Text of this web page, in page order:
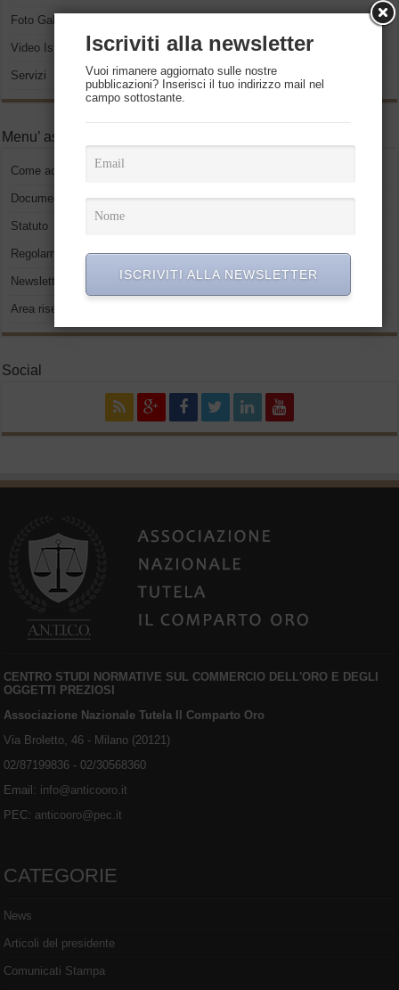
Foto Gallery
Video Istituzionali
Servizi
Menu’ associati
Come accedere
Documenti
Statuto
Regolamento
Newsletter
Area riservata
Social
CENTRO STUDI NORMATIVE SUL COMMERCIO DELL'ORO E DEGLI
OGGETTI PREZIOSI
Associazione Nazionale Tutela Il Comparto Oro
Via Broletto, 46 - Milano (20121)
02/87199836 - 02/30568360
Email: info@anticooro.it
PEC: anticooro@pec.it
CATEGORIE
News
Articoli del presidente
Comunicati Stampa
Iscriviti alla newsletter
Vuoi rimanere aggiornato sulle nostre
pubblicazioni? Inserisci il tuo indirizzo mail nel
campo sottostante.
ISCRIVITI ALLA NEWSLETTER